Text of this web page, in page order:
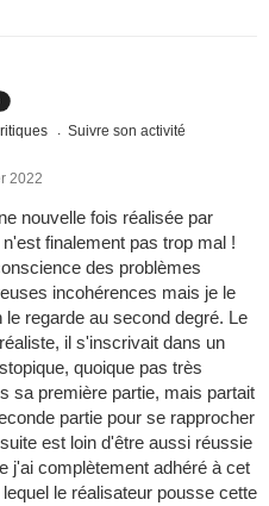
Suivre son activité
2022
nouvelle fois réalisée par
finalement pas trop mal !
des problèmes
incohérences mais je le
regarde au second degré. Le
il s'inscrivait dans un
quoique pas très
sa première partie, mais partait
partie pour se rapprocher
est loin d'être aussi réussie
j'ai complètement adhéré à cet
le réalisateur pousse cette